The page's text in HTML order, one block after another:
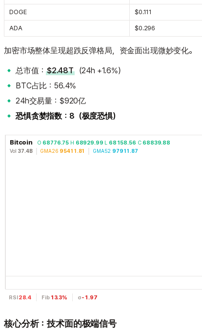
DOGE $0.111
ADA $0.296
加密市场整体呈现超跌反弹格局，资金面出现微妙变化。
总市值：$2.48T（24h +1.6%）
BTC占比：56.4%
24h交易量：$920亿
恐惧贪婪指数：8（极度恐惧）
Bitcoin O 68776.75 H 68929.99 L 68158.56 C 68839.88
Vol 37.4B GMA26 95411.81 GMA52 97911.87
RSI28.4 Fib 13.3% σ-1.97
核心分析：技术面的极端信号